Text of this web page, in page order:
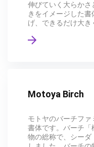
伸びていく大らか
きをイメージした
げ、できるだけ大き
Motoya Birch
モトヤのバーチファ
書体です。バーチ「
物の総称で、シーダ